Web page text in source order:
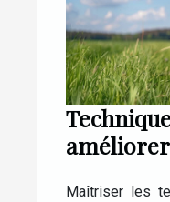
Maîtriser les